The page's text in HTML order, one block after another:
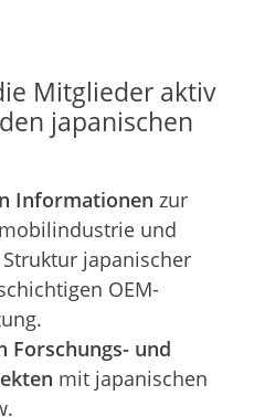
Mitglieder aktiv
japanischen
Informationen zur
und
japanischer
OEM-
Forschungs- und
mit japanischen